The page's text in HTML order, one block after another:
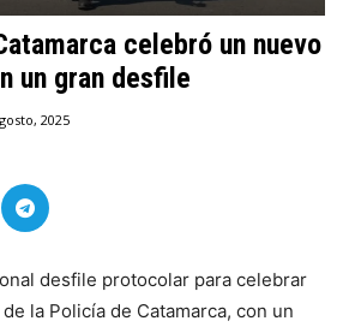
celebró un nuevo
un gran desfile
2025
desfile protocolar para celebrar
la Policía de Catamarca, con un